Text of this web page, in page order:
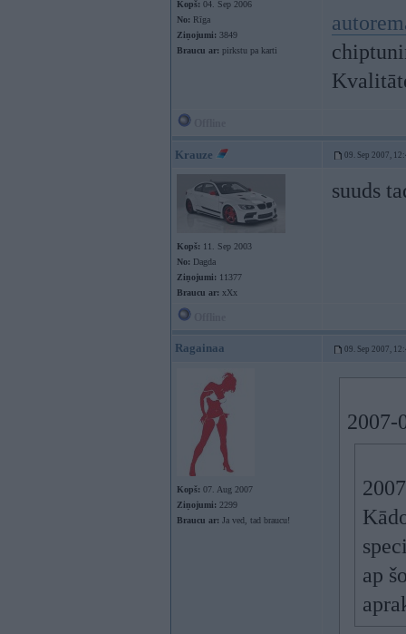
Kopš: 04. Sep 2006
No: Rīga
Ziņojumi: 3849
Braucu ar: pirkstu pa karti
Krauze 09. Sep 2007,
Kopš: 11. Sep 2003
No: Dagda
Ziņojumi: 11377
Braucu ar: xXx
suuds
Ragainaa 09. Sep 2007,
Kopš: 07. Aug 2007
Ziņojumi: 2299
Braucu ar: Ja ved, tad braucu!
2007-
ap